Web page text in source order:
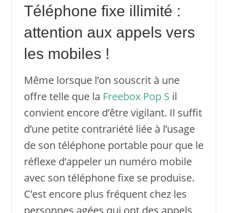
Téléphone fixe illimité :
attention aux appels vers
les mobiles !
Même lorsque l’on souscrit à une
offre telle que la Freebox Pop S il
convient encore d’être vigilant. Il suffit
d’une petite contrariété liée à l’usage
de son téléphone portable pour que le
réflexe d’appeler un numéro mobile
avec son téléphone fixe se produise.
C’est encore plus fréquent chez les
personnes agées qui ont des appels